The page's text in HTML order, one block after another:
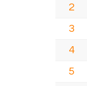
2
3
4
5